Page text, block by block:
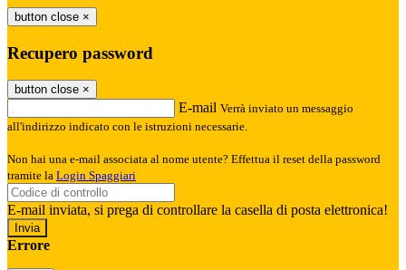
button close ×
Recupero password
button close ×
E-mail Verrà inviato un messaggio
all'indirizzo indicato con le istruzioni necessarie.
Non hai una e-mail associata al nome utente? Effettua il reset della password
tramite la Login Spaggiari
E-mail inviata, si prega di controllare la casella di posta elettronica!
Errore